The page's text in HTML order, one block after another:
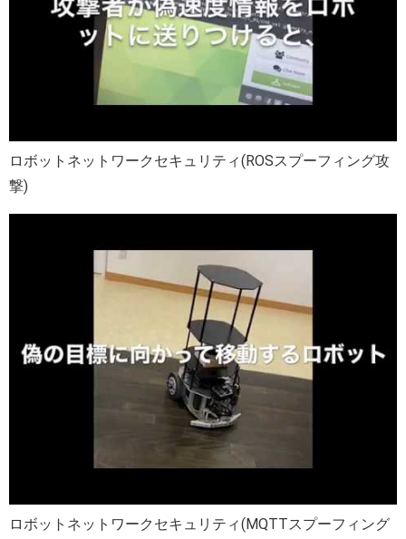
ロボットネットワークセキュリティ(ROSスプーフィング攻
撃)
ロボットネットワークセキュリティ(MQTTスプーフィング